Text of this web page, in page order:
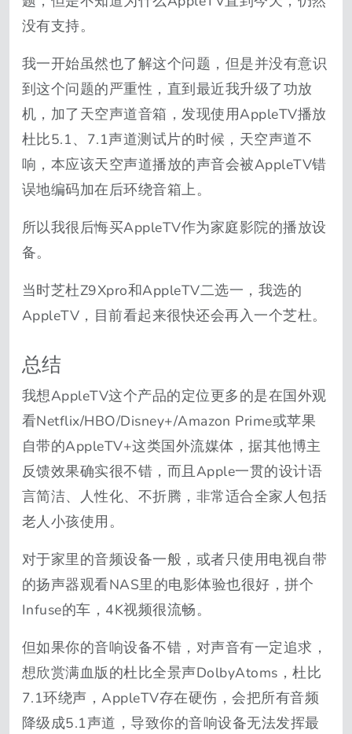
没有支持。
我一开始虽然也了解这个问题，但是并没有意识
到这个问题的严重性，直到最近我升级了功放
机，加了天空声道音箱，发现使用AppleTV播放
杜比5.1、7.1声道测试片的时候，天空声道不
响，本应该天空声道播放的声音会被AppleTV错
误地编码加在后环绕音箱上。
所以我很后悔买AppleTV作为家庭影院的播放设
备。
当时芝杜Z9Xpro和AppleTV二选一，我选的
AppleTV，目前看起来很快还会再入一个芝杜。
总结
我想AppleTV这个产品的定位更多的是在国外观
看Netflix/HBO/Disney+/Amazon Prime或苹果
自带的AppleTV+这类国外流媒体，据其他博主
反馈效果确实很不错，而且Apple一贯的设计语
言简洁、人性化、不折腾，非常适合全家人包括
老人小孩使用。
对于家里的音频设备一般，或者只使用电视自带
的扬声器观看NAS里的电影体验也很好，拼个
Infuse的车，4K视频很流畅。
但如果你的音响设备不错，对声音有一定追求，
想欣赏满血版的杜比全景声DolbyAtoms，杜比
7.1环绕声，AppleTV存在硬伤，会把所有音频
降级成5.1声道，导致你的音响设备无法发挥最